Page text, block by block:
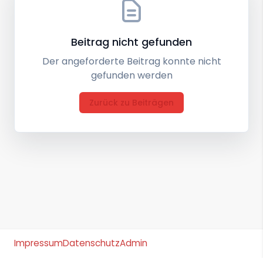
Beitrag nicht gefunden
Der angeforderte Beitrag konnte nicht
gefunden werden
Zurück zu Beiträgen
ImpressumDatenschutzAdmin